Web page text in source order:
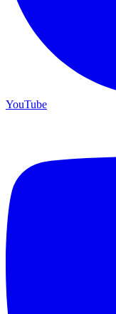
YouTube